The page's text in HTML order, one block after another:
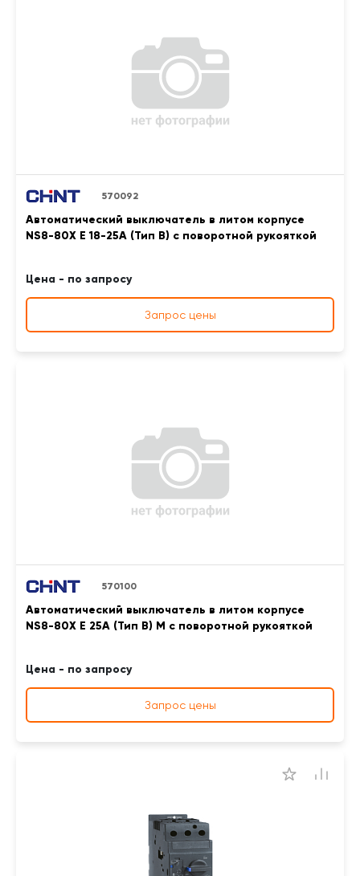
570092
Автоматический выключатель в литом корпусе
NS8-80X E 18-25A (Тип B) с поворотной рукояткой
Цена - по запросу
Запрос цены
570100
Автоматический выключатель в литом корпусе
NS8-80X E 25A (Тип B) M с поворотной рукояткой
Цена - по запросу
Запрос цены